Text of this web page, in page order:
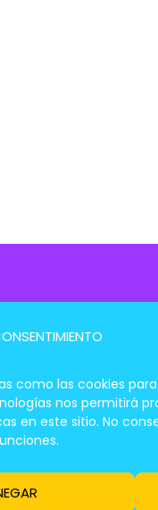
como las cookies
nos permitirá
en este sitio. No
paso, solo
cocción